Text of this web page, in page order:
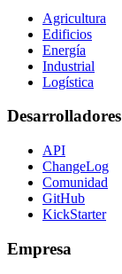
Agricultura
Edificios
Energía
Industrial
Logística
Desarrolladores
API
ChangeLog
Comunidad
GitHub
KickStarter
Empresa